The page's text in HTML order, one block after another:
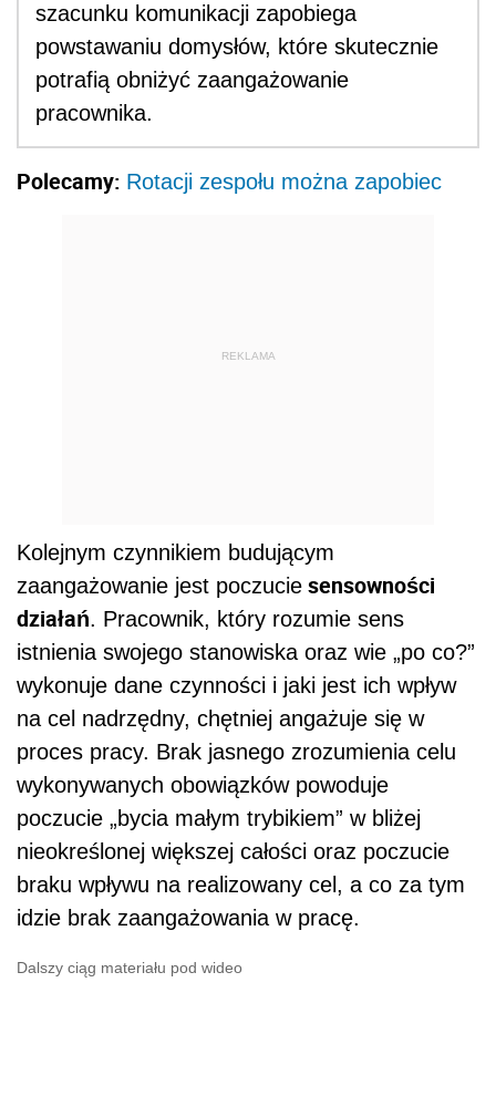
szacunku komunikacji zapobiega
powstawaniu domysłów, które skutecznie
potrafią obniżyć zaangażowanie
pracownika.
Polecamy: Rotacji zespołu można zapobiec
REKLAMA
Kolejnym czynnikiem budującym
zaangażowanie jest poczucie sensowności
działań. Pracownik, który rozumie sens
istnienia swojego stanowiska oraz wie „po co?”
wykonuje dane czynności i jaki jest ich wpływ
na cel nadrzędny, chętniej angażuje się w
proces pracy. Brak jasnego zrozumienia celu
wykonywanych obowiązków powoduje
poczucie „bycia małym trybikiem” w bliżej
nieokreślonej większej całości oraz poczucie
braku wpływu na realizowany cel, a co za tym
idzie brak zaangażowania w pracę.
Dalszy ciąg materiału pod wideo